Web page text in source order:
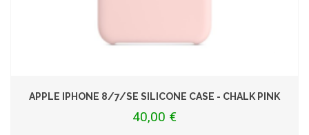
APPLE IPHONE 8/7/SE SILICONE CASE - CHALK PINK
40,00 €